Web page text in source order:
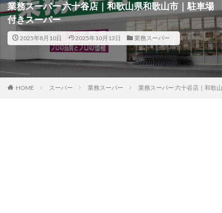
業務スーパー 六十谷店｜和歌山県和歌山市｜駐車場
付きスーパー
2025年8月10日 2025年10月13日 業務スーパー
HOME スーパー 業務スーパー 業務スーパー 六十谷店｜和歌
埼玉県
千葉県 東京都 神奈川県
新潟県
山梨県
長野県 富山県 石川県
福井県
岐阜県
静岡県 愛知県 三重県
滋賀県
京都府
大阪府 兵庫県 奈良県
和歌山県
鳥取県
島根県 岡山県 広島県
山口県
徳島県
香川県 愛媛県 高知県
福岡県
佐賀県
長崎県 熊本県 大分県
宮崎県